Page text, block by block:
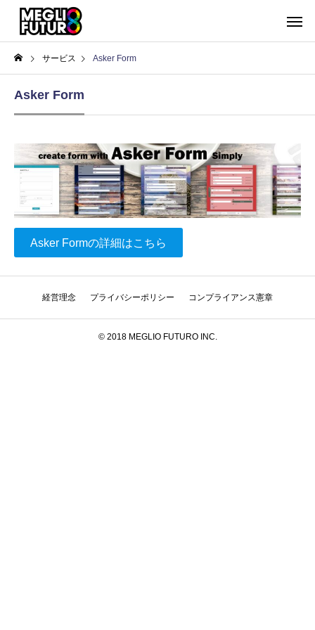
サービス Asker Form
Asker Form
Asker Formの詳細はこちら
経営理念 プライバシーポリシー コンプライアンス憲章
© 2018 MEGLIO FUTURO INC.